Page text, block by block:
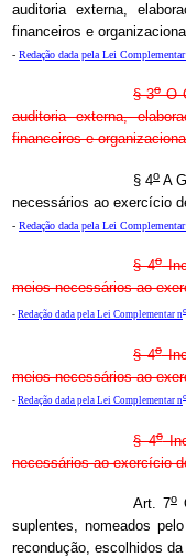
auditoria externa,
financeiros e
- Redação dada pela Lei
§ 3oO
auditoria externa,
financeiros e
§ 4o A
necessários ao exercício
- Redação dada pela Lei
§ 4o
meios necessários ao
- Redação dada pela Lei Complementar no
§ 4o
meios necessários ao
- Redação dada pela Lei Complementar no
§ 4o
necessários ao exercício
Art. 7o
suplentes, nomeados
recondução, escolhidos